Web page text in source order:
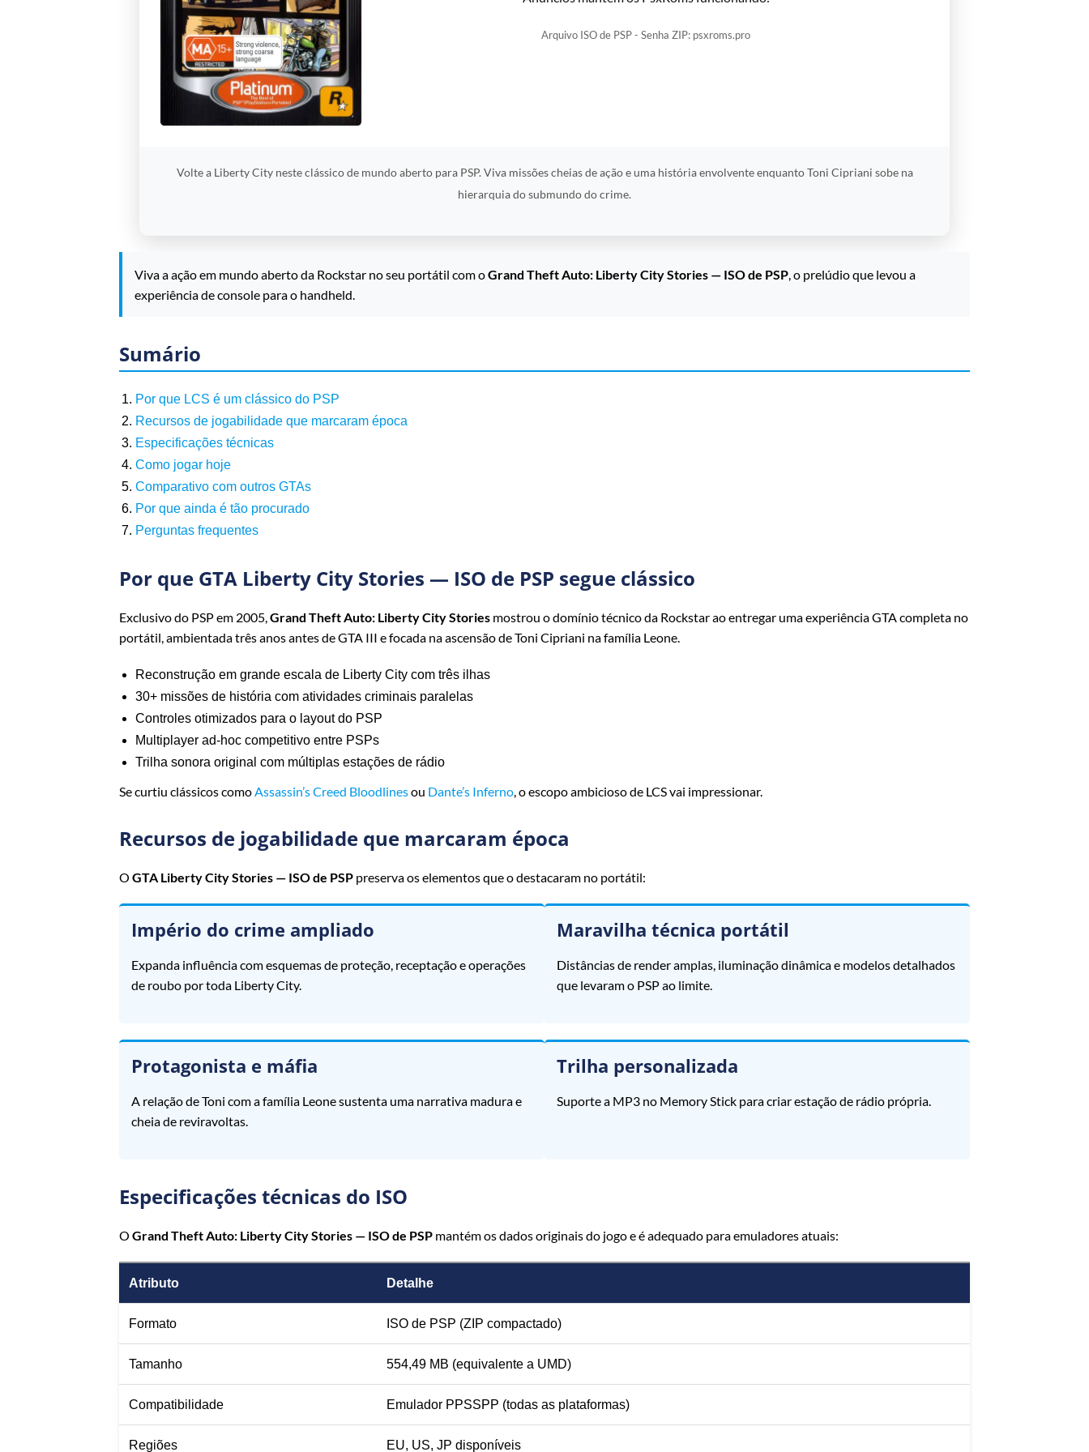
Arquivo ISO de PSP - Senha ZIP: psxroms.pro
Volte a Liberty City neste clássico de mundo aberto para PSP. Viva missões cheias de ação e uma história envolvente enquanto Toni Cipriani sobe na
hierarquia do submundo do crime.
Viva a ação em mundo aberto da Rockstar no seu portátil com oGrand Theft Auto: Liberty City Stories — ISO de PSP, o prelúdio que levou a
experiência de console para o handheld.
Sumário
Por que LCS é um clássico do PSP
Recursos de jogabilidade que marcaram época
Especificações técnicas
Como jogar hoje
Comparativo com outros GTAs
Por que ainda é tão procurado
Perguntas frequentes
Por que GTA Liberty City Stories — ISO de PSP segue clássico
Exclusivo do PSP em 2005,Grand Theft Auto: Liberty City Stories mostrou o domínio técnico da Rockstar ao entregar uma experiência GTA completa no
portátil, ambientada três anos antes de GTA III e focada na ascensão de Toni Cipriani na família Leone.
Reconstrução em grande escala de Liberty City com três ilhas
30+ missões de história com atividades criminais paralelas
Controles otimizados para o layout do PSP
Multiplayer ad‑hoc competitivo entre PSPs
Trilha sonora original com múltiplas estações de rádio
Se curtiu clássicos comoAssassin’s Creed Bloodlinesou Dante’s Inferno, o escopo ambicioso de LCS vai impressionar.
Recursos de jogabilidade que marcaram época
O GTA Liberty City Stories — ISO de PSP preserva os elementos que o destacaram no portátil:
Império do crime ampliado
Expanda influência com esquemas de proteção, receptação e operações
de roubo por toda Liberty City.
Maravilha técnica portátil
Distâncias de render amplas, iluminação dinâmica e modelos detalhados
que levaram o PSP ao limite.
Protagonista e máfia
A relação de Toni com a família Leone sustenta uma narrativa madura e
cheia de reviravoltas.
Trilha personalizada
Suporte a MP3 no Memory Stick para criar estação de rádio própria.
Especificações técnicas do ISO
O Grand Theft Auto: Liberty City Stories — ISO de PSP mantém os dados originais do jogo e é adequado para emuladores atuais:
Atributo Detalhe
Formato ISO de PSP (ZIP compactado)
Tamanho 554,49 MB (equivalente a UMD)
Compatibilidade Emulador PPSSPP (todas as plataformas)
Regiões EU, US, JP disponíveis